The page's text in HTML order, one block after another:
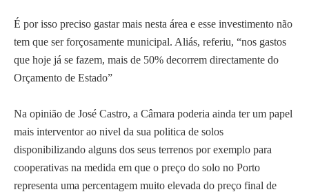
É por isso preciso gastar mais nesta área e esse investimento não
tem que ser forçosamente municipal. Aliás, referiu, “nos gastos
que hoje já se fazem, mais de 50% decorrem directamente do
Orçamento de Estado”
Na opinião de José Castro, a Câmara poderia ainda ter um papel
mais interventor ao nivel da sua politica de solos
disponibilizando alguns dos seus terrenos por exemplo para
cooperativas na medida em que o preço do solo no Porto
representa uma percentagem muito elevada do preço final de